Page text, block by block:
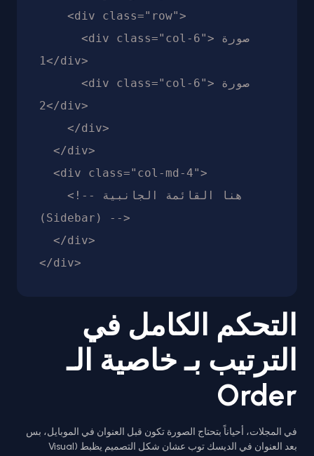
1</div>
2</div>
(Sidebar) -->
التحكم الكامل في
الترتيب بـ خاصية الـ
Order
في المجلات، أحياناً بتحتاج الصورة تكون قبل العنوان في الموبايل، بس
بعد العنوان في الديسك توب عشان شكل التصميم يظبط (Visual